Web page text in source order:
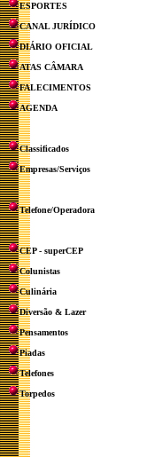
ESPORTES
CANAL JURÍDICO
DIÁRIO OFICIAL
ATAS CÂMARA
FALECIMENTOS
AGENDA
Classificados
Empresas/Serviços
Telefone/Operadora
CEP - superCEP
Colunistas
Culinária
Diversão & Lazer
Pensamentos
Piadas
Telefones
Torpedos